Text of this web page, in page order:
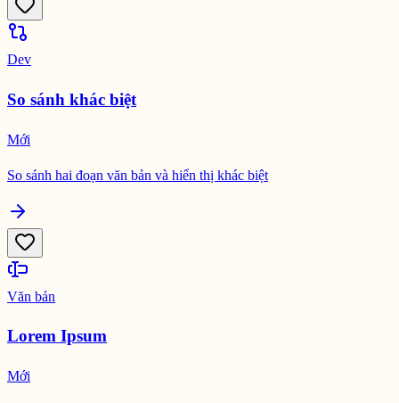
Dev
So sánh khác biệt
Mới
So sánh hai đoạn văn bản và hiển thị khác biệt
Văn bản
Lorem Ipsum
Mới